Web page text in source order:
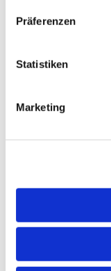
Präferenzen
Statistiken
Marketing